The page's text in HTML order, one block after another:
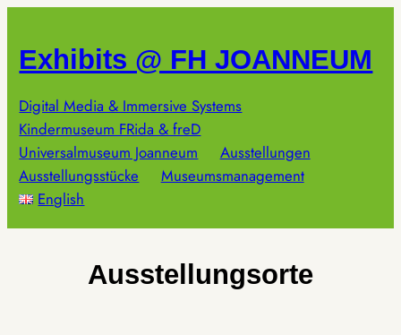
springen
Exhibits @ FH JOANNEUM
Digital Media & Immersive Systems
Kindermuseum FRida & freD
Universalmuseum Joanneum
Ausstellungen
Ausstellungsstücke
Museumsmanagement
English
Ausstellungsorte